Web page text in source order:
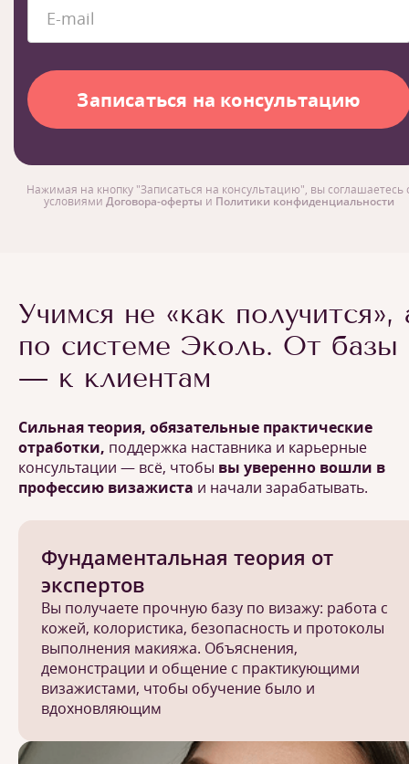
Нажимая на кнопку "Записаться на консультацию", вы соглашаетесь
условиями Договора-оферты и Политики конфиденциальности
Учимся не «как получится»,
по системе Эколь. От базы
— к клиентам
Сильная теория, обязательные практические
отработки, поддержка наставника и карьерные
консультации — всё, чтобы вы уверенно вошли в
профессию визажиста и начали зарабатывать.
Фундаментальная теория от
экспертов
Вы получаете прочную базу по визажу: работа с
кожей, колористика, безопасность и протоколы
выполнения макияжа. Объяснения,
демонстрации и общение с практикующими
визажистами, чтобы обучение было и
вдохновляющим